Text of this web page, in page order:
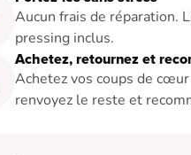
Aucun frais de réparation.
pressing inclus.
Achetez, retournez et
Achetez vos coups de
renvoyez le reste et